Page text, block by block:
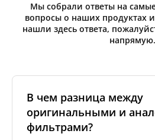
Мы собрали ответы на
вопросы о наших продуктах
нашли здесь ответа,
напрямую.
В чем разница между
оригинальными и
фильтрами?